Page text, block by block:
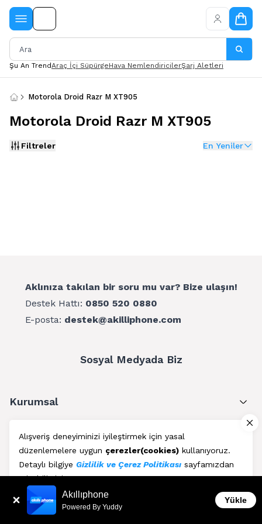
Alışveriş deneyiminizi iyileştirmek için yasal
düzenlemelere uygun çerezler(cookies) kullanıyoruz.
Detaylı bilgiye Gizlilik ve Çerez Politikası sayfamızdan
erişebilirsiniz.
Kabul Et
Şu An TrendAraç İçi SüpürgeHava NemlendiricilerŞarj Aletleri
Motorola Droid Razr M XT905
Motorola Droid Razr M XT905
Filtreler En Yeniler
Aklınıza takılan bir soru mu var? Bize ulaşın!
Destek Hattı: 0850 520 0880
E-posta: destek@akilliphone.com
Sosyal Medyada Biz
Kurumsal
Müşteri Hizmetleri
Üyelik
Blog Akıllıphone
Powered By Yuddy
Yükle